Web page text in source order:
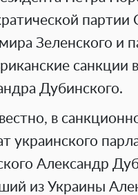
Зеленского и
санкции
Дубинского.
в
украинского
Александр
из Украины